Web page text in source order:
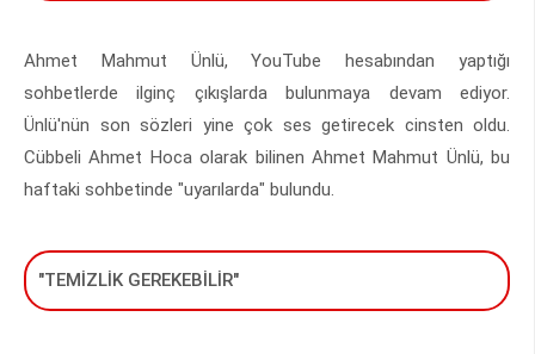
Ahmet Mahmut Ünlü, YouTube hesabından yaptığı
sohbetlerde ilginç çıkışlarda bulunmaya devam ediyor.
Ünlü'nün son sözleri yine çok ses getirecek cinsten oldu.
Cübbeli Ahmet Hoca olarak bilinen Ahmet Mahmut Ünlü, bu
haftaki sohbetinde "uyarılarda" bulundu.
"TEMİZLİK GEREKEBİLİR"